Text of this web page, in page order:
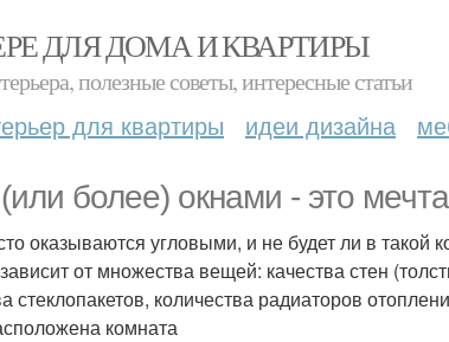
ДЛЯ ДОМА И КВАРТИРЫ
полезные советы, интересные статьи
для квартиры идеи дизайна
более) окнами - это
оказываются угловыми, и не будет ли в такой
от множества вещей: качества стен
стеклопакетов, количества радиаторов
комната